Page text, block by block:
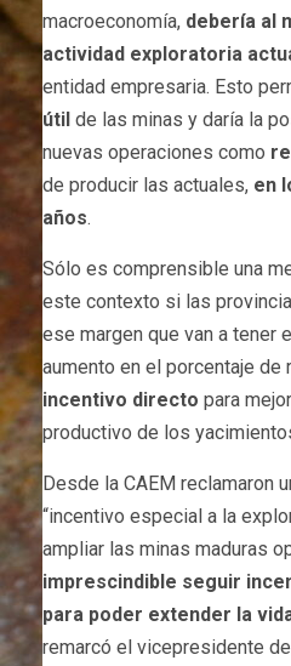
macroeconomía, debería al
actividad exploratoria
entidad empresaria. Esto
útil de las minas y daría la
nuevas operaciones como
de producir las actuales, en
años.
Sólo es comprensible una
este contexto si las
ese margen que van a tener
aumento en el porcentaje de
incentivo directo para
productivo de los
Desde la CAEM reclamaron
“incentivo especial a la
ampliar las minas maduras
imprescindible seguir
para poder extender la
remarcó el vicepresidente